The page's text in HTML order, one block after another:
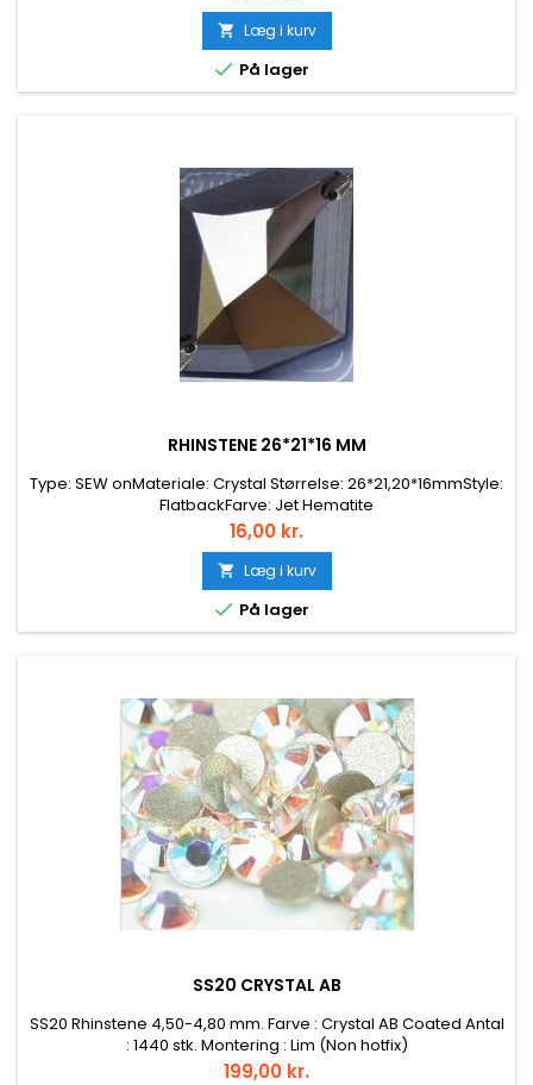
 Læg i kurv
 På lager
RHINSTENE 26*21*16 MM
Type: SEW onMateriale: Crystal Størrelse: 26*21,20*16mmStyle:
FlatbackFarve: Jet Hematite
Pris
16,00 kr.
 Læg i kurv
 På lager
SS20 CRYSTAL AB
SS20 Rhinstene 4,50-4,80 mm. Farve : Crystal AB Coated Antal
: 1440 stk. Montering : Lim (Non hotfix)
Pris
199,00 kr.